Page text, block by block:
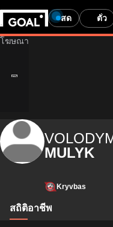
สด ตั๋ว
MULYK
Kryvbas
สถิติอาชีพ